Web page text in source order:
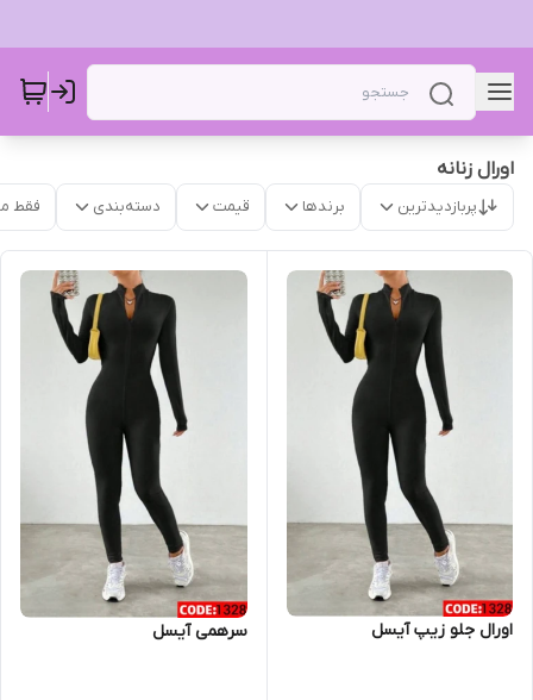
اورال زنانه ‌
پربازدیدترین برندها قیمت دسته‌بندی فقط
اورال جلو زیپ آیسل سرهمی آیسل